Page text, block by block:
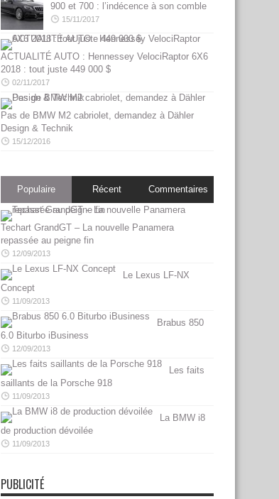
900 et 700 : l’indécence à son comble
15/11/2017
ACTUALITÉ AUTO : Hennessey VelociRaptor 6X6
2018 : tout juste 449 000 $
02/11/2017
Pas de BMW M2 cabriolet, demandez à Dähler
Design & Technik
15/12/2016
Populaire Récent Commentaires
Techart GrandGT – La nouvelle Panamera
repassée au peigne fin
12/09/2013
Le Lexus LF-NX
Concept
11/09/2013
Brabus 850
6.0 Biturbo iBusiness
12/09/2013
Les faits
saillants de la Porsche 918
11/09/2013
La BMW i8
de production dévoilée
11/09/2013
PUBLICITÉ